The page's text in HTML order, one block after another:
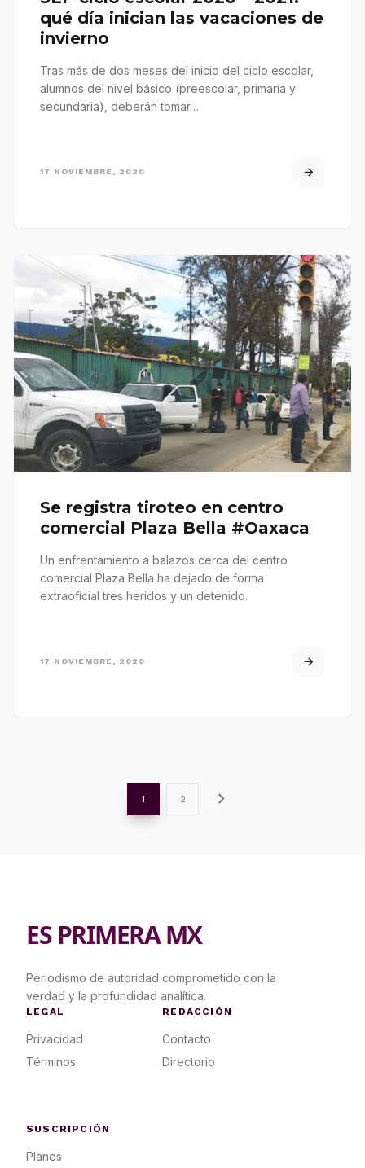
qué día inician las vacaciones de
invierno
Tras más de dos meses del inicio del ciclo escolar,
alumnos del nivel básico (preescolar, primaria y
secundaria), deberán tomar…
17 NOVIEMBRE, 2020
Se registra tiroteo en centro
comercial Plaza Bella #Oaxaca
Un enfrentamiento a balazos cerca del centro
comercial Plaza Bella ha dejado de forma
extraoficial tres heridos y un detenido.
17 NOVIEMBRE, 2020
1 2 chevron_right
ES PRIMERA MX
Periodismo de autoridad comprometido con la
verdad y la profundidad analítica.
LEGAL
Privacidad
Términos
REDACCIÓN
Contacto
Directorio
SUSCRIPCIÓN
Planes